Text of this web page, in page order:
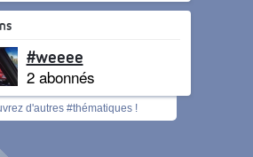
#weeee
2 abonnés
d'autres #thématiques !